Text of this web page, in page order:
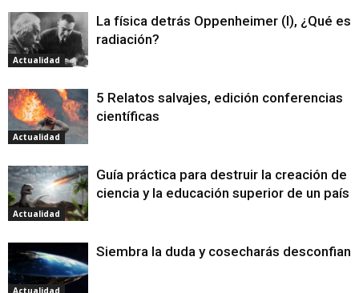
Actualidad
La física detrás Oppenheimer (I), ¿Qué es
radiación?
Actualidad
5 Relatos salvajes, edición conferencias
científicas
Actualidad
Guía práctica para destruir la creación de
ciencia y la educación superior de un país
Actualidad
Siembra la duda y cosecharás